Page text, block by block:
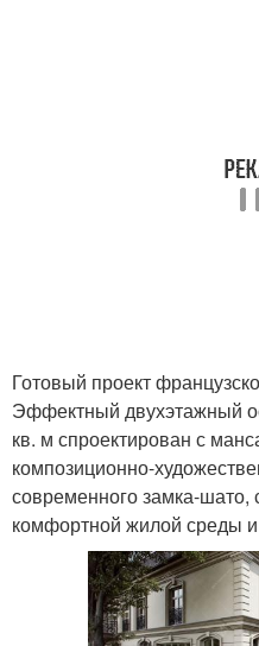
Готовый проект
Эффектный двухэтажный
кв. м спроектирован с
композиционно-
современного замка-шато,
комфортной жилой среды и